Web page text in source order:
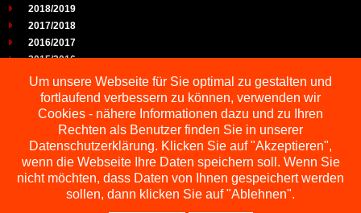
2018/2019
2017/2018
2016/2017
2015/2016
2014/2015
2013/2014
2012/2013
2011/2012
2010/2011
2009/2010
Um unsere Webseite für Sie optimal zu gestalten und
fortlaufend verbessern zu können, verwenden wir
Cookies - nähere Informationen dazu und zu Ihren
Rechten als Benutzer finden Sie in unserer
Datenschutzerklärung. Klicken Sie auf "Akzeptieren",
wenn die Webseite Ihre Daten speichern soll. Wenn Sie
nicht möchten, dass Daten von Ihnen gespeichert werden
sollen, dann klicken Sie auf "Ablehnen".